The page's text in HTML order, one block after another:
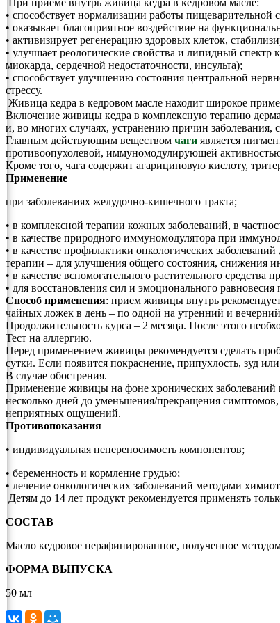
При приеме внутрь живица кедра в кедровом масле:
• способствует нормализации работы
• оказывает благоприятное воздействие на
• активизирует регенерацию здоровых клеток,
• улучшает реологические свойства и липидный спектр
миокарда, сердечной недостаточности, инсульта);
• способствует улучшению состояния центральной
стрессу.
Живица кедра в кедровом масле находит широкое
Включение живицы кедра в комплексную терапию
и, во многих случаях, устранению причин
Главным действующим веществом чаги является
противоопухолевой, иммуномодулирующей
Кроме того, чага содержит агарициновую кислоту,
Применение
при заболеваниях желудочно-кишечного тракта;
• в комплексной терапии кожных заболеваний, в
• в качестве природного иммуномодулятора при
• в качестве профилактики онкологических
терапии – для улучшения общего состояния, снижения
• в качестве вспомогательного растительного средства
• для восстановления сил и эмоционального
Способ применения: прием живицы внутрь
чайных ложек в день – по одной на утренний и
Продолжительность курса – 2 месяца. После этого
Тест на аллергию.
Перед применением живицы рекомендуется сделать
сутки. Если появится покраснение, припухлость, зуд
В случае обострения.
Применение живицы на фоне хронических заболеваний
несколько дней до уменьшения/прекращения
неприятных ощущений.
Противопоказания
• индивидуальная непереносимость компонентов;
• беременность и кормление грудью;
• лечение онкологических заболеваний методами
Детям до 14 лет продукт рекомендуется применять
СОСТАВ
Масло кедровое нерафинированное, полученное
ФОРМА ВЫПУСКА
50 мл